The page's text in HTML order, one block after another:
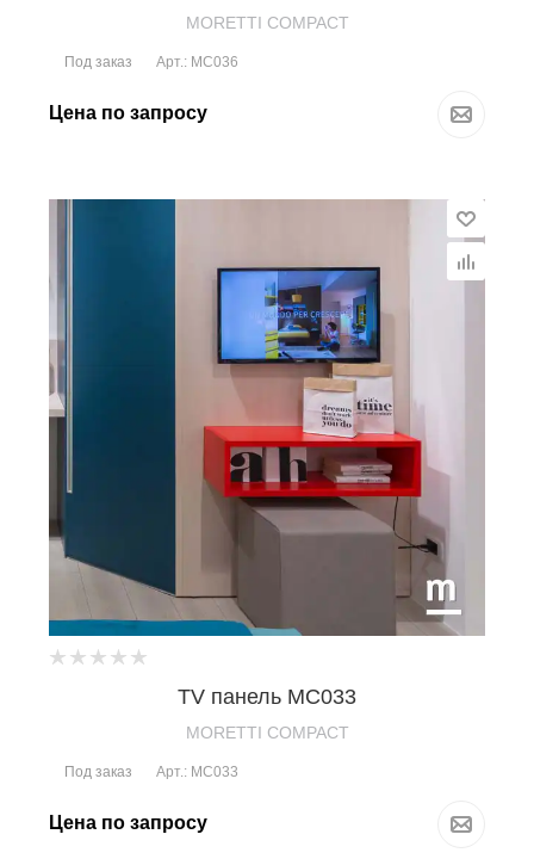
MORETTI COMPACT
Под заказ Арт.: MC036
Цена по запросу
TV панель MC033
MORETTI COMPACT
Под заказ Арт.: MC033
Цена по запросу